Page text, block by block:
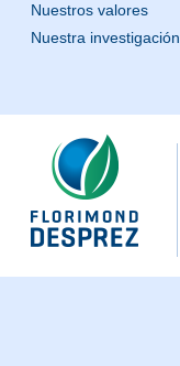
Nuestros valores
Nuestra investigación